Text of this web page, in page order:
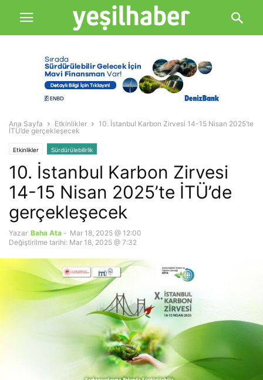
Ana Sayfa Etkinlikler
10. İstanbul Karbon Zirvesi 14-15 Nisan 2025’te
İTÜ’de gerçekleşecek
Etkinlikler Sürdürülebilirlik
10. İstanbul Karbon Zirvesi
14-15 Nisan 2025’te İTÜ’de
gerçekleşecek
Yazar Baha Ata - Mar 18, 2025 @ 12:00
Değiştirilme tarihi: Mar 18, 2025 @ 7:32